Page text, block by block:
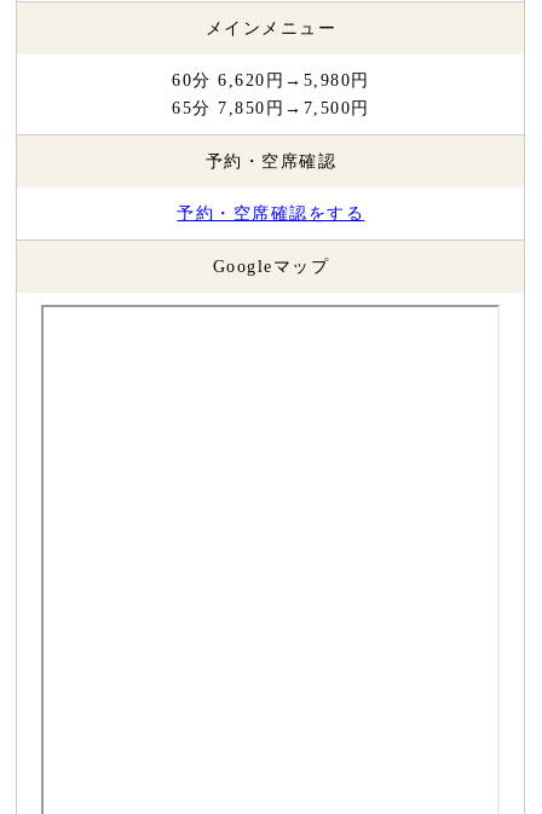
メインメニュー
60分 6,620円→5,980円
65分 7,850円→7,500円
予約・空席確認
予約・空席確認をする
Googleマップ